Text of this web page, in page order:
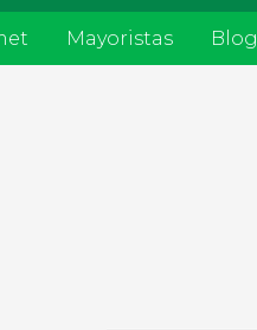
Mayoristas Blog